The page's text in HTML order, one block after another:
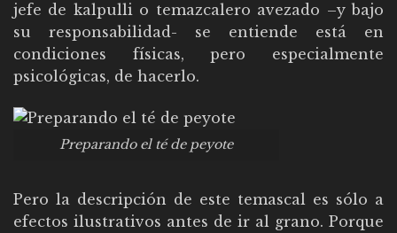
jefe de kalpulli o temazcalero avezado –y bajo
su responsabilidad- se entiende está en
condiciones físicas, pero especialmente
psicológicas, de hacerlo.
Preparando el té de peyote
Pero la descripción de este temascal es sólo a
efectos ilustrativos antes de ir al grano. Porque